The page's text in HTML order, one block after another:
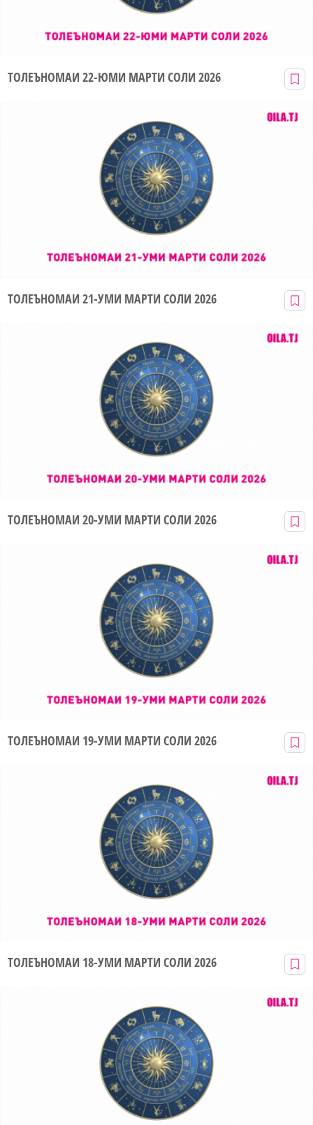
ТОЛЕЪНОМАИ 22-ЮМИ МАРТИ СОЛИ 2026
ТОЛЕЪНОМАИ 21-УМИ МАРТИ СОЛИ 2026
ТОЛЕЪНОМАИ 20-УМИ МАРТИ СОЛИ 2026
ТОЛЕЪНОМАИ 19-УМИ МАРТИ СОЛИ 2026
ТОЛЕЪНОМАИ 18-УМИ МАРТИ СОЛИ 2026